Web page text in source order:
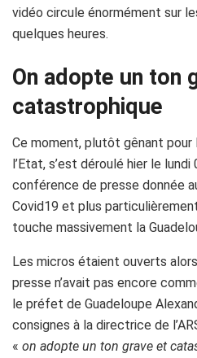
vidéo circule énormément sur
quelques heures.
On adopte un ton
catastrophique
Ce moment, plutôt gênant
l’Etat, s’est déroulé hier le lundi
conférence de presse donnée
Covid19 et plus
touche massivement la
Les micros étaient ouverts
presse n’avait pas encore
le préfet de Guadeloupe
consignes à la directrice de
« on adopte un ton grave et